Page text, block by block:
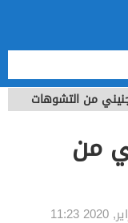
من التشوهات
من